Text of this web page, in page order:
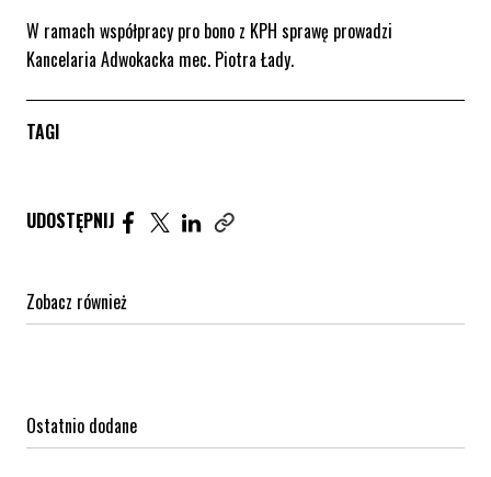
W ramach współpracy pro bono z KPH sprawę prowadzi
Kancelaria Adwokacka mec. Piotra Łady.
TAGI
UDOSTĘPNIJ Udostępnij artykuł na Facebook. Strona otwiera się
Udostępnij artykuł na Twitter. Strona otwiera
Udostępnij artykuł na Linkedin. Strona
Zobacz również
Ostatnio dodane